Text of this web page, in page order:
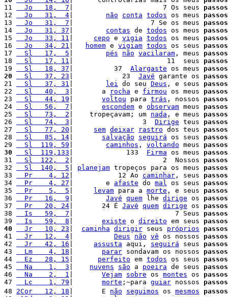
11
  Jo   18,  7
|                      7 Os seus passos
12
  Jo   31,  4
não conta todos os meus passos
13
  Jo   31,  7
|                   7 Se os meus passos
14
  Jo   31, 37
contas de todos os meus passos
15
  Jo   33, 11
cepo e vigia todos os meus passos
16
  Jo   34, 21
homem e vigiam todos os seus passos
17
  Sl   17,  5
pés não vacilaram , meus passos
18
  Sl   17, 11
|                       11  seus passos
19
  Sl   18, 37
|          37 Alargaste os meus passos
20
  Sl   37, 23
|            23 Javé garante os passos
21
  Sl   37, 31
lei do seu Deus , e seus passos
22
  Sl   40,  3
|       a rocha e firmou os meus passos
23
  Sl   44, 19
voltou para trás , nossos passos
24
  Sl   56,  7
escondem e observam meus passos
25
  Sl   73,  2
|    tropeçavam; um nada , e meus passos
26
  Sl   74,  3
|                 3 Dirige teus passos
27
  Sl   77, 20
sem deixar rastro dos teus passos
28
  Sl   85, 14
salvação seguirá os seus passos
29
  Sl  119, 59
caminhos , voltando meus passos
30
  Sl  119,133
|             133 Firma os meus passos
31
  Sl  122,  2
|                      2  Nossos passos
32
  Sl  140,  5
planejam tropeços para os meus passos
33
  Pr    4, 12
|           12 Ao caminhar , seus passos
34
  Pr    4, 27
|        e afaste do mal os seus passos
35
  Pr    5,  5
levam para a morte , e seus passos
36
  Pr   16,  9
Javé quem lhe dirige os passos
37
  Pr   20, 24
|       24 É Javé quem dirige os passos
38
  Is   59,  7
|                         7 Seus passos
39
  Is   59,  8
existe o direito em seus passos
40
  Jr   10, 23
caminha dirigir seus próprios passos
41
  Jr   12,  4
Deus não vê os nossos passos
42
  Jr   42, 16
assusta aqui, seguirá seus passos
43
  Lm    4, 18
parar sondavam os nossos passos
44
  Ez   28, 15
perfeito em todos os seus passos
45
  Na    1,  3
nuvens são a poeira de seus passos
46
  Na    2,  1
Vejam sobre os montes os passos
47
  Lc    1, 79
morte ;~para guiar nossos passos
48 2Cor   12, 18 |       E não seguimos os mesmos passos